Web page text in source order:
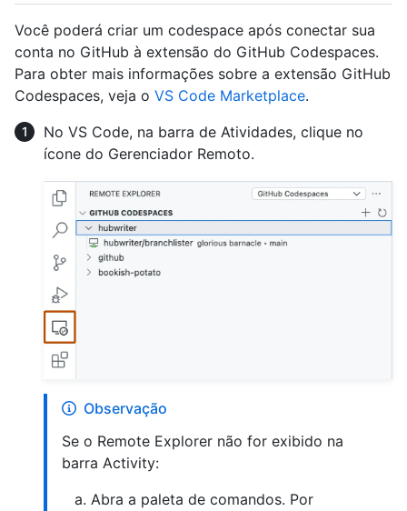
Você poderá criar um codespace após conectar sua
conta no GitHub à extensão do GitHub Codespaces.
Para obter mais informações sobre a extensão GitHub
Codespaces, veja o VS Code Marketplace.
No VS Code, na barra de Atividades, clique no
ícone do Gerenciador Remoto.
Observação
Se o Remote Explorer não for exibido na
barra Activity:
Abra a paleta de comandos. Por